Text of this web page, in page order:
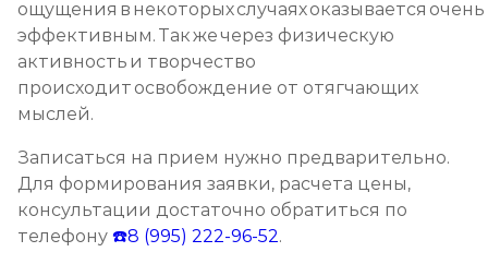
ощущения в некоторых случаях оказывается очень
эффективным. Так же через физическую
активность и творчество
происходит освобождение от отягчающих
мыслей.
Записаться на прием нужно предварительно.
Для формирования заявки, расчета цены,
консультации достаточно обратиться по
телефону ☎️8 (995) 222-96-52.